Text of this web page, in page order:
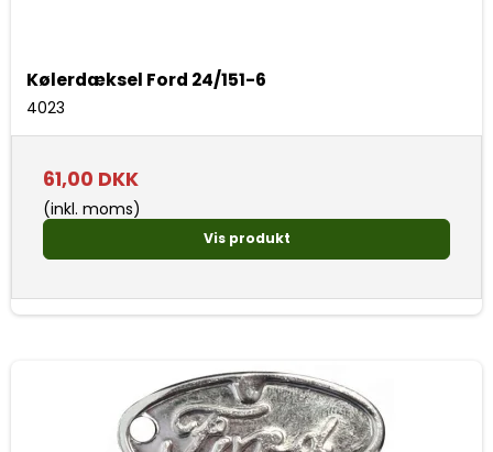
Kølerdæksel Ford 24/151-6
4023
61,00 DKK
(inkl. moms)
Vis produkt